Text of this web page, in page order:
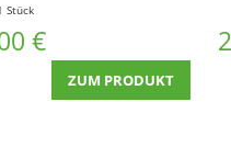
Stück
€
ZUM PRODUKT